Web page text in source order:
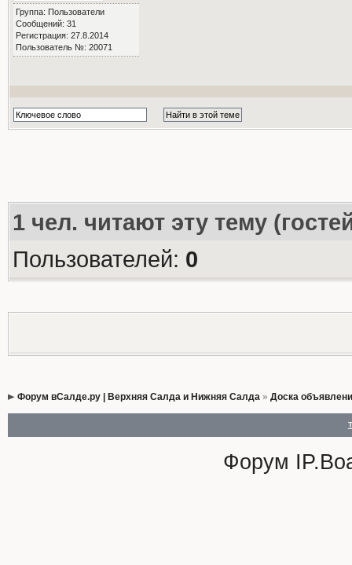
Группа: Пользователи
Сообщений: 31
Регистрация: 27.8.2014
Пользователь №: 20071
1чел. читают эту тему
Пользователей: 0
Форум вСалде.ру | Верхняя Салда и Нижняя Салда» Доска
Форум